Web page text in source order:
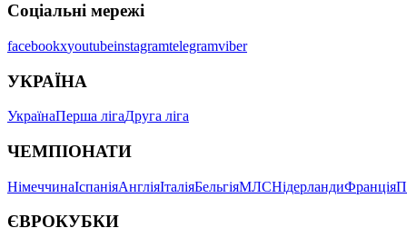
Соціальні мережі
facebookxyoutubeinstagramtelegramviber
УКРАЇНА
УкраїнаПерша лігаДруга ліга
ЧЕМПІОНАТИ
НімеччинаІспаніяАнгліяІталіяБельгіяМЛСНідерландиФранція
ЄВРОКУБКИ